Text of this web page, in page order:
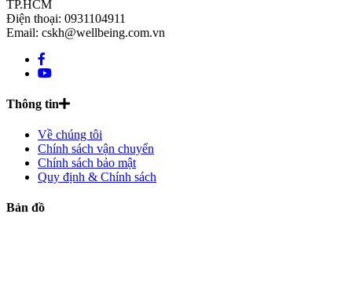
TP.HCM
Điện thoại: 0931104911
Email: cskh@wellbeing.com.vn
Thông tin
Về chúng tôi
Chính sách vận chuyển
Chính sách bảo mật
Quy định & Chính sách
Bản đồ